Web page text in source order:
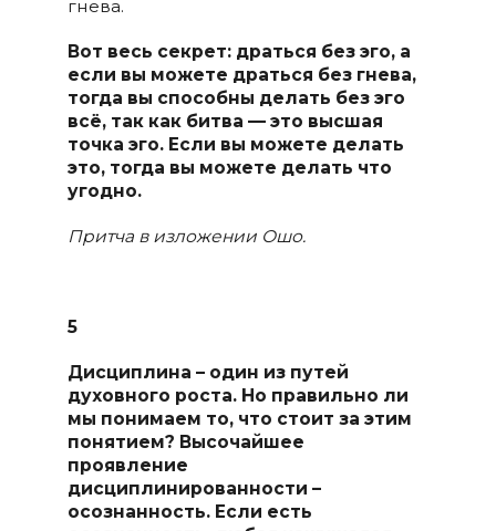
гнева.
Вот весь секрет: драться без эго, а
если вы можете драться без гнева,
тогда вы способны делать без эго
всё, так как битва — это высшая
точка эго. Если вы можете делать
это, тогда вы можете делать что
угодно.
Притча в изложении Ошо.
5
Дисциплина – один из путей
духовного роста. Но правильно ли
мы понимаем то, что стоит за этим
понятием? Высочайшее
проявление
дисциплинированности –
осознанность. Если есть